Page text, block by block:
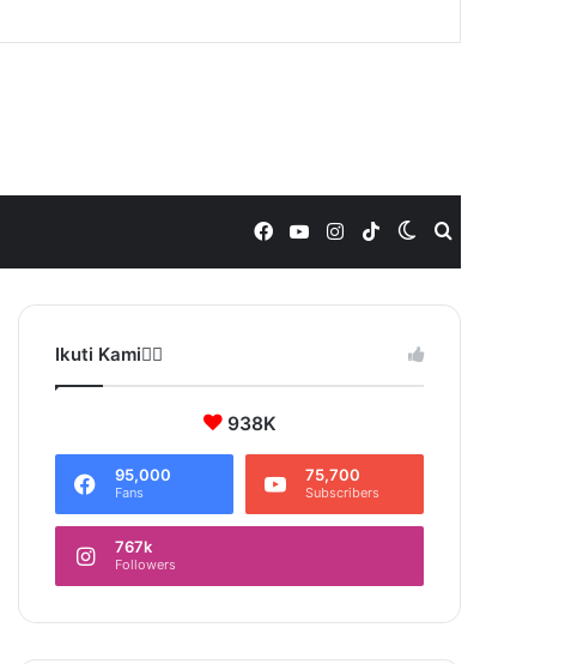
Switch
skin
TikTok
Instagram
YouTube
Facebook
Ikuti Kami❤️‍🔥
938K
95,000
Fans
75,700
Subscribers
767k
Followers